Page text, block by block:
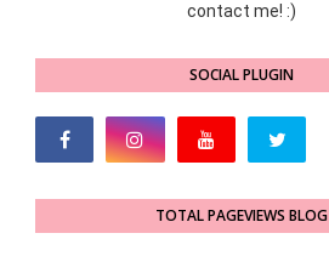
contact me! :)
SOCIAL PLUGIN
TOTAL PAGEVIEWS BLOG